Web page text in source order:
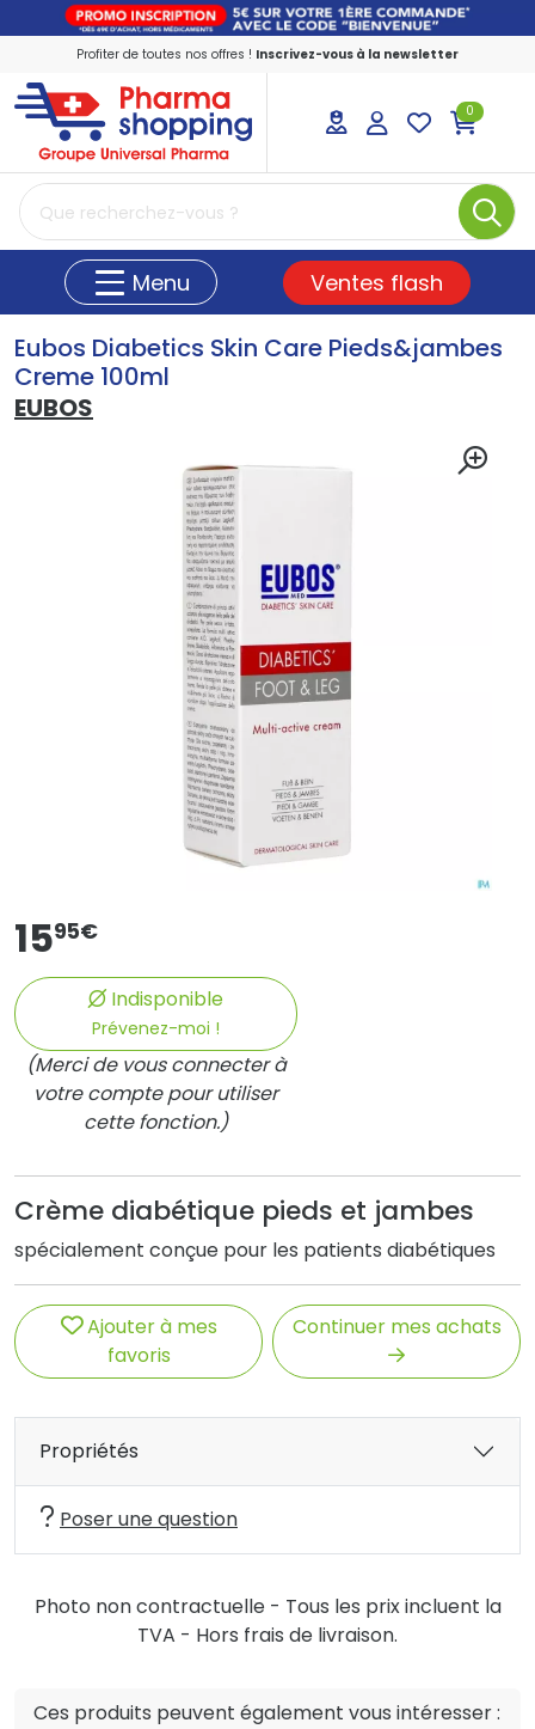
Profiter de toutes nos offres ! Inscrivez-vous à la newsletter
PharmaShopping Votre pharmacie en
0
Menu Ventes flash
Eubos Diabetics Skin Care Pieds&jambes
Creme 100ml
EUBOS
1595€
Indisponible
Prévenez-moi !
(Merci de vous connecter à
votre compte pour utiliser
cette fonction.)
Crème diabétique pieds et jambes
spécialement conçue pour les patients diabétiques
Ajouter à mes
favoris
Continuer mes achats
Propriétés
Poser une question
Photo non contractuelle - Tous les prix incluent la
TVA - Hors frais de livraison.
Ces produits peuvent également vous intéresser :